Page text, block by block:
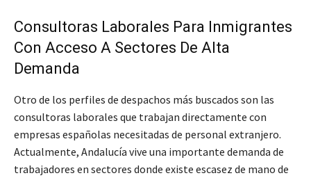
Consultoras Laborales Para Inmigrantes
Con Acceso A Sectores De Alta
Demanda
Otro de los perfiles de despachos más buscados son las
consultoras laborales que trabajan directamente con
empresas españolas necesitadas de personal extranjero.
Actualmente, Andalucía vive una importante demanda de
trabajadores en sectores donde existe escasez de mano de